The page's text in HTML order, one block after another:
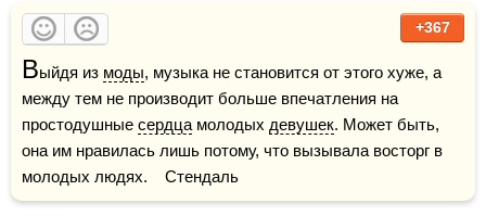
+367
Выйдя из моды, музыка не становится от этого хуже, а
между тем не производит больше впечатления на
простодушные сердца молодых девушек. Может быть,
она им нравилась лишь потому, что вызывала восторг в
молодых людях.    Стендаль